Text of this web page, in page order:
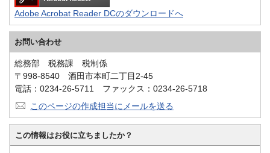
Adobe Acrobat Reader DCのダウンロードへ
お問い合わせ
総務部 税務課 税制係
〒998-8540 酒田市本町二丁目2-45
電話：0234-26-5711 ファックス：0234-26-5718
このページの作成担当にメールを送る
この情報はお役に立ちましたか？